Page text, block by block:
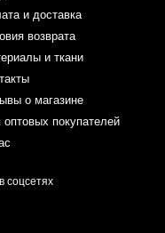
и доставка
возврата
и ткани
о магазине
покупателей
соцсетях